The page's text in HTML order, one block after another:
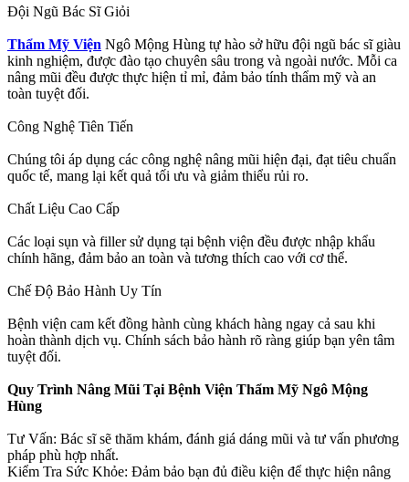
Đội Ngũ Bác Sĩ Giỏi
Thẩm Mỹ Viện Ngô Mộng Hùng tự hào sở hữu đội ngũ bác sĩ giàu
kinh nghiệm, được đào tạo chuyên sâu trong và ngoài nước. Mỗi ca
nâng mũi đều được thực hiện tỉ mỉ, đảm bảo tính thẩm mỹ và an
toàn tuyệt đối.
Công Nghệ Tiên Tiến
Chúng tôi áp dụng các công nghệ nâng mũi hiện đại, đạt tiêu chuẩn
quốc tế, mang lại kết quả tối ưu và giảm thiểu rủi ro.
Chất Liệu Cao Cấp
Các loại sụn và filler sử dụng tại bệnh viện đều được nhập khẩu
chính hãng, đảm bảo an toàn và tương thích cao với cơ thể.
Chế Độ Bảo Hành Uy Tín
Bệnh viện cam kết đồng hành cùng khách hàng ngay cả sau khi
hoàn thành dịch vụ. Chính sách bảo hành rõ ràng giúp bạn yên tâm
tuyệt đối.
Quy Trình Nâng Mũi Tại Bệnh Viện Thẩm Mỹ Ngô Mộng
Hùng
Tư Vấn: Bác sĩ sẽ thăm khám, đánh giá dáng mũi và tư vấn phương
pháp phù hợp nhất.
Kiểm Tra Sức Khỏe: Đảm bảo bạn đủ điều kiện để thực hiện nâng